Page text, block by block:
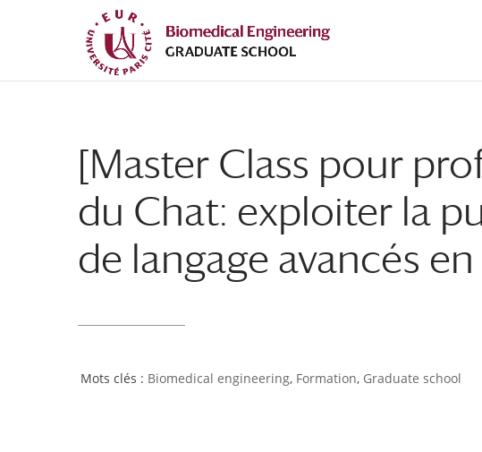
[Master Class pour
du Chat: exploiter la
de langage avancés
Biomedical engineering, Formation, Graduate school